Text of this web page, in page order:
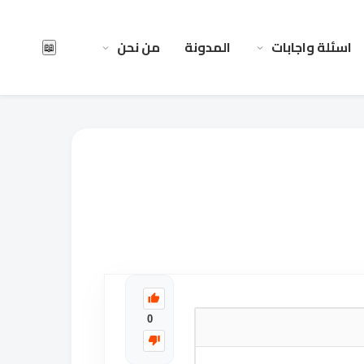
اسئلة واجابات المدونة من نحن 📖
0